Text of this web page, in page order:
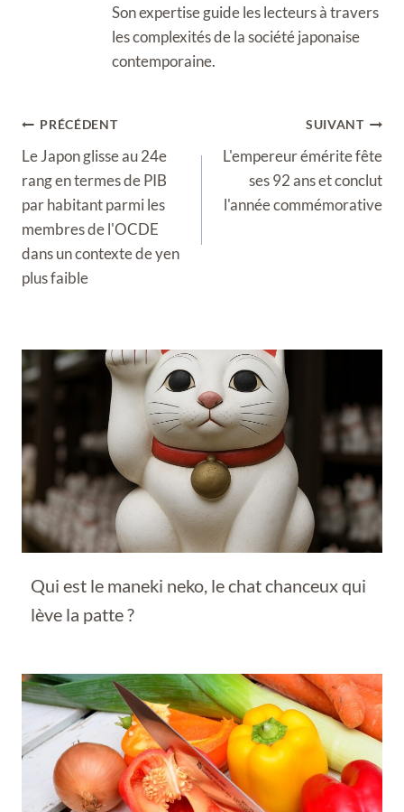
Son expertise guide les lecteurs à travers
les complexités de la société japonaise
contemporaine.
Navigation
de
PRÉCÉDENT
Le Japon glisse au 24e
rang en termes de PIB
par habitant parmi les
membres de l'OCDE
dans un contexte de yen
plus faible
SUIVANT
L'empereur émérite fête
ses 92 ans et conclut
l'année commémorative
Qui est le maneki neko, le chat chanceux qui
lève la patte ?